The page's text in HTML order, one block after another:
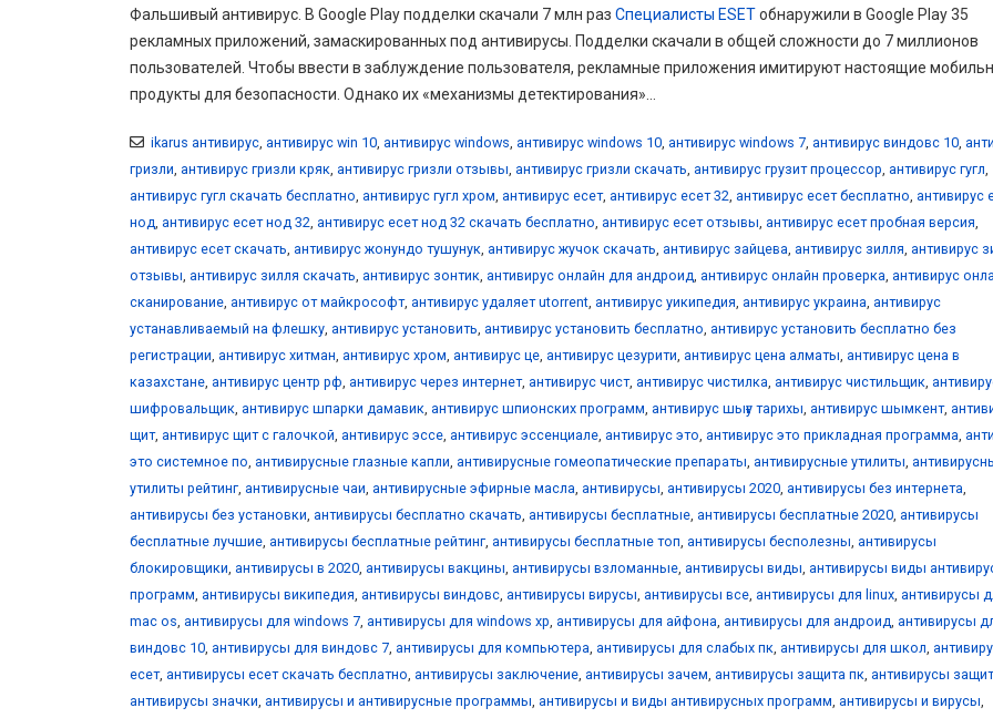
Фальшивый антивирус. В Google Play подделки скачали 7 млн раз Специалисты ESETобнаружили в Google Play 35
рекламных приложений, замаскированных под антивирусы. Подделки скачали в общей сложности до 7 миллионов
пользователей. Чтобы ввести в заблуждение пользователя, рекламные приложения имитируют настоящие
продукты для безопасности. Однако их «механизмы детектирования»...
ikarus антивирус, антивирус win 10, антивирус windows, антивирус windows 10, антивирус windows 7, антивирус виндовс 10,
гризли, антивирус гризли кряк, антивирус гризли отзывы, антивирус гризли скачать, антивирус грузит процессор, антивирус гугл,
антивирус гугл скачать бесплатно, антивирус гугл хром, антивирус есет, антивирус есет 32, антивирус есет бесплатно, антивирус
нод, антивирус есет нод 32, антивирус есет нод 32 скачать бесплатно, антивирус есет отзывы, антивирус есет пробная версия,
антивирус есет скачать, антивирус жонундо тушунук, антивирус жучок скачать, антивирус зайцева, антивирус зилля, антивирус
отзывы, антивирус зилля скачать, антивирус зонтик, антивирус онлайн для андроид, антивирус онлайн проверка, антивирус
сканирование, антивирус от майкрософт, антивирус удаляет utorrent, антивирус уикипедия, антивирус украина, антивирус
устанавливаемый на флешку, антивирус установить, антивирус установить бесплатно, антивирус установить бесплатно без
регистрации, антивирус хитман, антивирус хром, антивирус це, антивирус цезурити, антивирус цена алматы, антивирус цена в
казахстане, антивирус центр рф, антивирус через интернет, антивирус чист, антивирус чистилка, антивирус чистильщик,
шифровальщик, антивирус шпарки дамавик, антивирус шпионских программ, антивирус шығу тарихы, антивирус шымкент,
щит, антивирус щит с галочкой, антивирус эссе, антивирус эссенциале, антивирус это, антивирус это прикладная программа,
это системное по, антивирусные глазные капли, антивирусные гомеопатические препараты, антивирусные утилиты,
утилиты рейтинг, антивирусные чаи, антивирусные эфирные масла, антивирусы, антивирусы 2020, антивирусы без интернета,
антивирусы без установки, антивирусы бесплатно скачать, антивирусы бесплатные, антивирусы бесплатные 2020, антивирусы
бесплатные лучшие, антивирусы бесплатные рейтинг, антивирусы бесплатные топ, антивирусы бесполезны, антивирусы
блокировщики, антивирусы в 2020, антивирусы вакцины, антивирусы взломанные, антивирусы виды, антивирусы виды
программ, антивирусы википедия, антивирусы виндовс, антивирусы вирусы, антивирусы все, антивирусы для linux, антивирусы
mac os, антивирусы для windows 7, антивирусы для windows xp, антивирусы для айфона, антивирусы для андроид, антивирусы
виндовс 10, антивирусы для виндовс 7, антивирусы для компьютера, антивирусы для слабых пк, антивирусы для школ,
есет, антивирусы есет скачать бесплатно, антивирусы заключение, антивирусы зачем, антивирусы защита пк, антивирусы
антивирусы значки, антивирусы и антивирусные программы, антивирусы и виды антивирусных программ, антивирусы и вирусы,